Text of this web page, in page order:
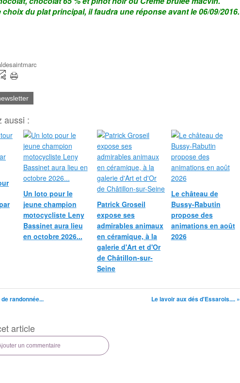
du plat principal, il faudra une réponse avant le 06/09/2016.
aussi :
Un loto pour le
jeune champion
motocycliste Leny
Bassinet aura lieu
en octobre 2026...
Patrick Groseil
expose ses
admirables animaux
en céramique, à la
galerie d'Art et d'Or
de Châtillon-sur-
Seine
Le château de
Bussy-Rabutin
propose des
animations en août
2026
randonnée... Le lavoir aux dés d'Essarois.... »
article
un commentaire